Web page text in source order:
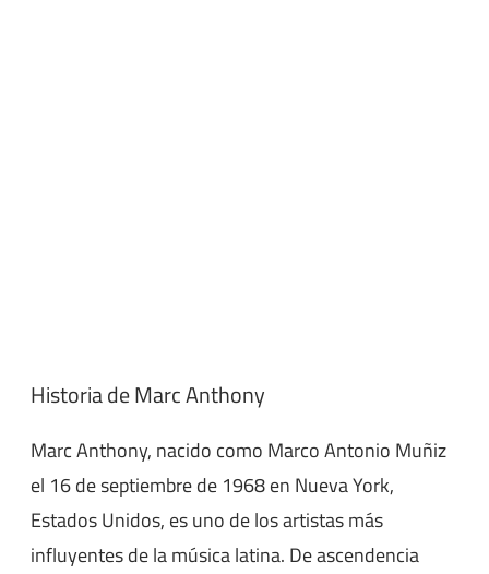
Historia de Marc Anthony
Marc Anthony, nacido como Marco Antonio Muñiz
el 16 de septiembre de 1968 en Nueva York,
Estados Unidos, es uno de los artistas más
influyentes de la música latina. De ascendencia